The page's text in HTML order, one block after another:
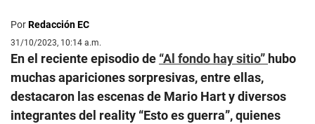
PorRedacción EC
31/10/2023, 10:14 a.m.
En el reciente episodio de “Al fondo hay sitio” hubo
muchas apariciones sorpresivas, entre ellas,
destacaron las escenas de Mario Hart y diversos
integrantes del reality “Esto es guerra”, quienes